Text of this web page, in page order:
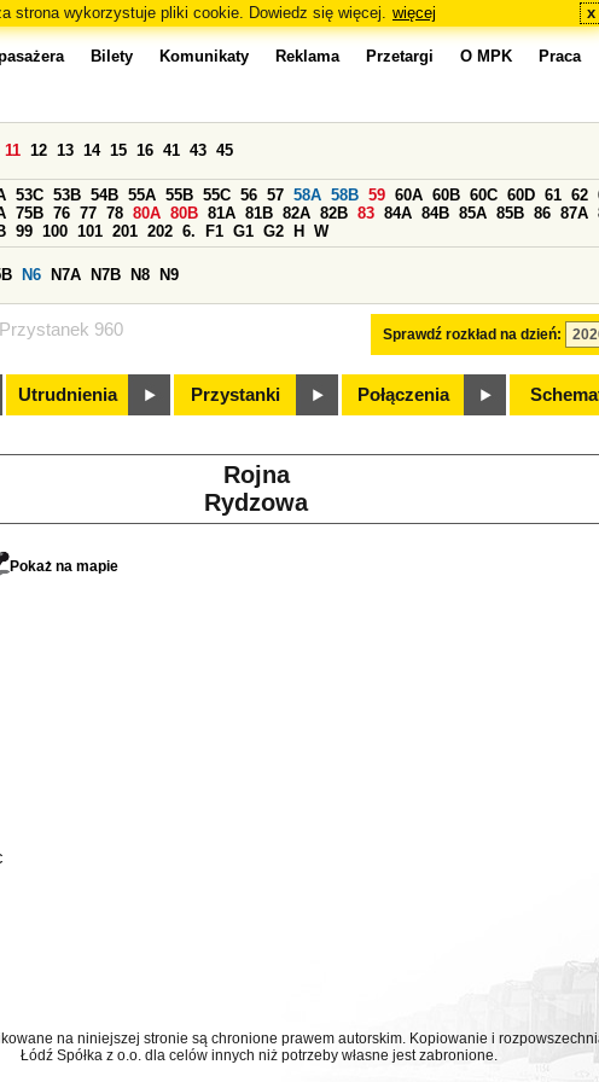
strona wykorzystuje pliki cookie. Dowiedz się więcej. więcej x
Przystanek 960
Bilety Komunikaty Reklama Przetargi O MPK Praca
Sprawdź rozkład na dzień:
11 12 13 14 15 16 41 43 45
53C 53B 54B 55A 55B 55C 56 57 58A 58B 59 60A 60B 60C 60D 61 62
75B 76 77 78 80A 80B 81A 81B 82A 82B 83 84A 84B 85A 85B 86 87A
99 100 101 201 202 6. F1 G1 G2 H W
N6 N7A N7B N8 N9
Utrudnienia Przystanki Połączenia
Rojna
Rydzowa
Pokaż na mapie
na niniejszej stronie są chronione prawem autorskim. Kopiowanie i
Łódź Spółka z o.o. dla celów innych niż potrzeby własne jest zabronione.